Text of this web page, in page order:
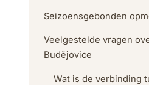
Seizoensgebonden
Veelgestelde vragen
Budějovice
Wat is de verbinding